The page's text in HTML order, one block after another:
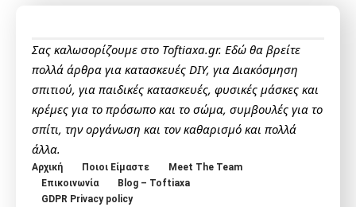
Σας καλωσορίζουμε στο Toftiaxa.gr. Εδώ θα βρείτε
πολλά άρθρα για κατασκευές DIY, για Διακόσμηση
σπιτιού, για παιδικές κατασκευές, φυσικές μάσκες και
κρέμες για το πρόσωπο και το σώμα, συμβουλές για το
σπίτι, την οργάνωση και τον καθαρισμό και πολλά
άλλα.
Αρχική Ποιοι Είμαστε
Meet The Team
Επικοινωνία
Blog – Toftiaxa
GDPR Privacy policy